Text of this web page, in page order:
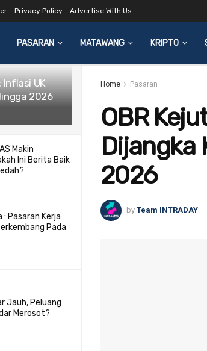
Filter
Inflasi UK
2026
Makin
Ini Berita Baik
Pasaran Kerja
Pada
Jauh, Peluang
Merosot?
Privacy Policy Advertise With Us
PASARAN MATAWANG KRIPTO
Home Pasaran
OBR
Dijangka
2026
by Team INTRADAY